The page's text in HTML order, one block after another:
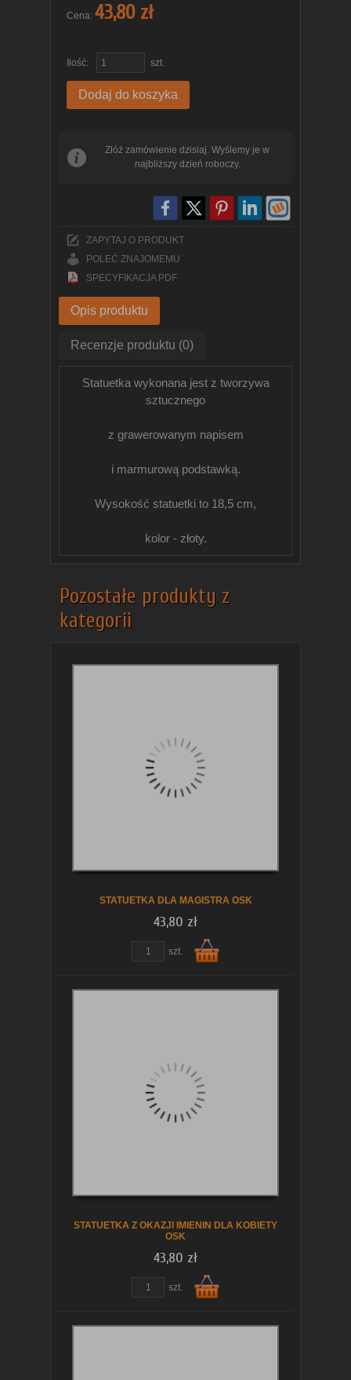
Cena: 43,80 zł
Ilość: szt.
Dodaj do koszyka
Złóż zamówienie dzisiaj. Wyślemy je w
najbliższy dzień roboczy.
ZAPYTAJ O PRODUKT
POLEĆ ZNAJOMEMU
SPECYFIKACJA PDF
Opis produktu
Recenzje produktu (0)
Statuetka wykonana jest z tworzywa
sztucznego
z grawerowanym napisem
i marmurową podstawką.
Wysokość statuetki to 18,5 cm,
kolor - złoty.
Pozostałe produkty z
kategorii
STATUETKA DLA MAGISTRA OSK
43,80 zł
szt.
STATUETKA Z OKAZJI IMIENIN DLA KOBIETY
OSK
43,80 zł
szt.